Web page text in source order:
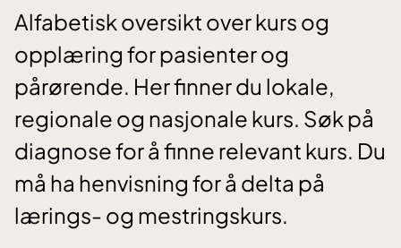
Alfabetisk oversikt over kurs og
opplæring for pasienter og
pårørende. Her finner du lokale,
regionale og nasjonale kurs. Søk på
diagnose for å finne relevant kurs. Du
må ha henvisning for å delta på
lærings- og mestringskurs.